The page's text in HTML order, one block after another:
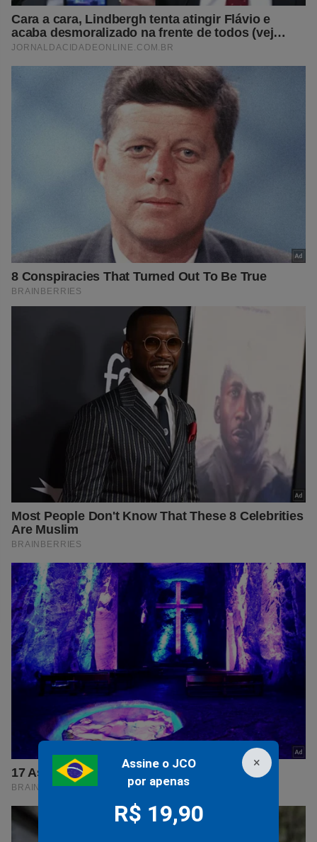
×
Assine o JCO
por apenas
R$ 19,90